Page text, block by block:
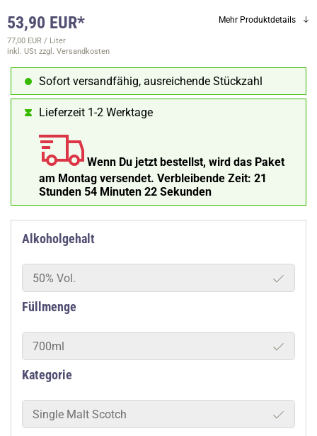
53,90 EUR*
77,00 EUR / Liter
inkl. USt zzgl. Versandkosten
Mehr Produktdetails
Sofort versandfähig, ausreichende Stückzahl
Lieferzeit 1-2 Werktage
Wenn Du jetzt bestellst, wird das Paket
am Montag versendet. Verbleibende Zeit: 21
Stunden 54 Minuten 21 Sekunden
Alkoholgehalt
50% Vol.
Füllmenge
700ml
Kategorie
Single Malt Scotch